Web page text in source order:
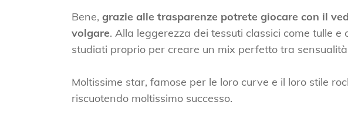
Bene, grazie alle trasparenze potrete giocare con il
volgare. Alla leggerezza dei tessuti classici come tulle
studiati proprio per creare un mix perfetto tra
Moltissime star, famose per le loro curve e il loro stile
riscuotendo moltissimo successo.